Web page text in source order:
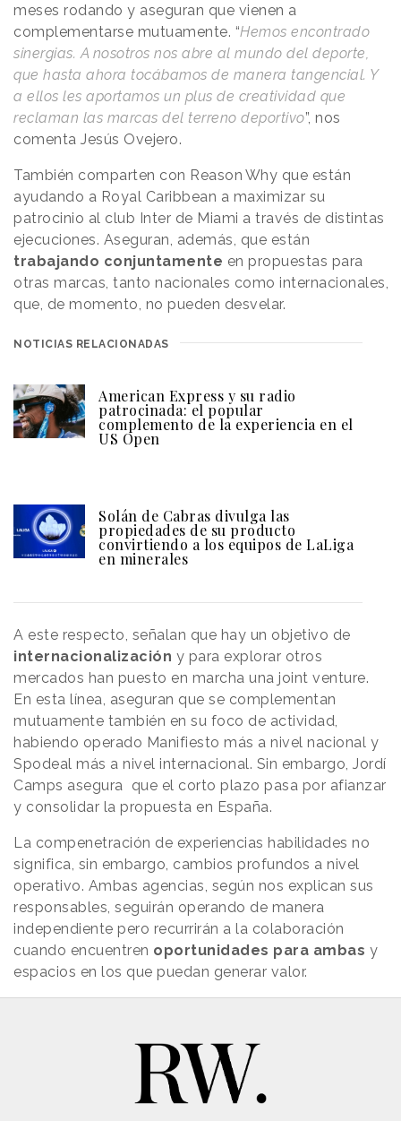
meses rodando y aseguran que vienen a
complementarse mutuamente. “Hemos encontrado
sinergias. A nosotros nos abre al mundo del deporte,
que hasta ahora tocábamos de manera tangencial. Y
a ellos les aportamos un plus de creatividad que
reclaman las marcas del terreno deportivo”, nos
comenta Jesús Ovejero.
También comparten con Reason Why que están
ayudando a Royal Caribbean a maximizar su
patrocinio al club Inter de Miami a través de distintas
ejecuciones. Aseguran, además, que están
trabajando conjuntamente en propuestas para
otras marcas, tanto nacionales como internacionales,
que, de momento, no pueden desvelar.
NOTICIAS RELACIONADAS
American Express y su radio
patrocinada: el popular
complemento de la experiencia en el
US Open
Solán de Cabras divulga las
propiedades de su producto
convirtiendo a los equipos de LaLiga
en minerales
A este respecto, señalan que hay un objetivo de
internacionalización y para explorar otros
mercados han puesto en marcha una joint venture.
En esta línea, aseguran que se complementan
mutuamente también en su foco de actividad,
habiendo operado Manifiesto más a nivel nacional y
Spodeal más a nivel internacional. Sin embargo, Jordí
Camps asegura que el corto plazo pasa por afianzar
y consolidar la propuesta en España.
La compenetración de experiencias habilidades no
significa, sin embargo, cambios profundos a nivel
operativo. Ambas agencias, según nos explican sus
responsables, seguirán operando de manera
independiente pero recurrirán a la colaboración
cuando encuentren oportunidades para ambas y
espacios en los que puedan generar valor.